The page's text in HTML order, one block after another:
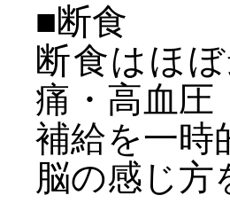
■断食
断食はほ
痛・高血圧
補給を一時
脳の感じ方